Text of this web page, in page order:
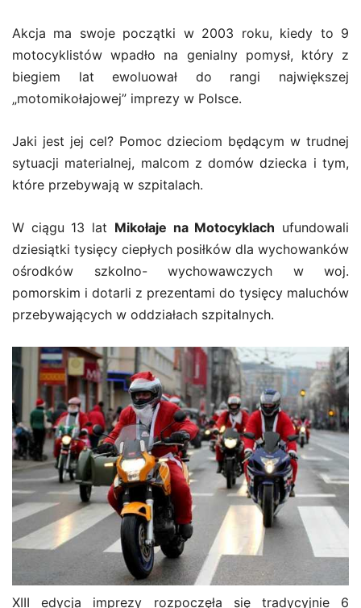
Akcja ma swoje początki w 2003 roku, kiedy to 9
motocyklistów wpadło na genialny pomysł, który z
biegiem lat ewoluował do rangi największej
„motomikołajowej” imprezy w Polsce.
Jaki jest jej cel? Pomoc dzieciom będącym w trudnej
sytuacji materialnej, malcom z domów dziecka i tym,
które przebywają w szpitalach.
W ciągu 13 lat Mikołaje na Motocyklach ufundowali
dziesiątki tysięcy ciepłych posiłków dla wychowanków
ośrodków szkolno- wychowawczych w woj.
pomorskim i dotarli z prezentami do tysięcy maluchów
przebywających w oddziałach szpitalnych.
XIII edycja imprezy rozpoczęła się tradycyjnie 6